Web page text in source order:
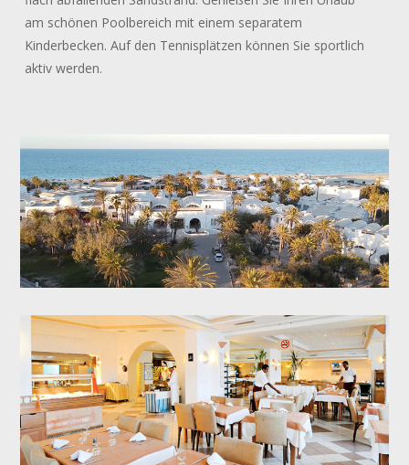
am schönen Poolbereich mit einem separatem
Kinderbecken. Auf den Tennisplätzen können Sie sportlich
aktiv werden.